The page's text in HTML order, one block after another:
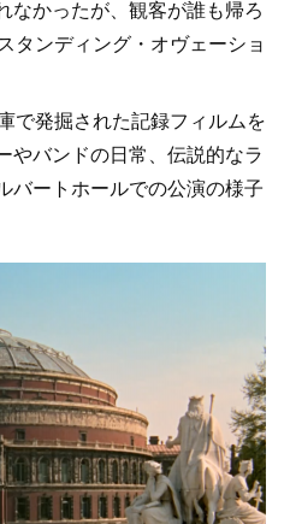
なかったが、観客が誰も帰ろ
タンディング・オヴェーショ
で発掘された記録フィルムを
やバンドの日常、伝説的なラ
バートホールでの公演の様子